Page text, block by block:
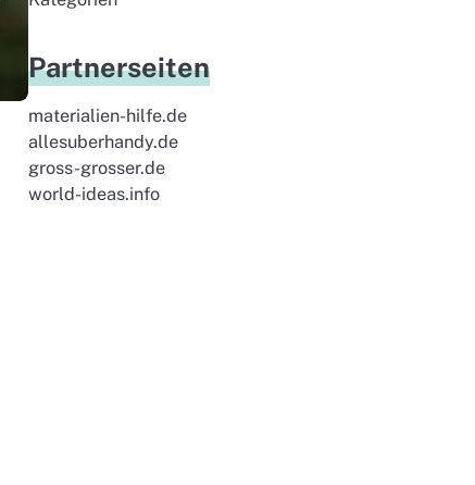
Partnerseiten
materialien-hilfe.de
allesuberhandy.de
gross-grosser.de
world-ideas.info